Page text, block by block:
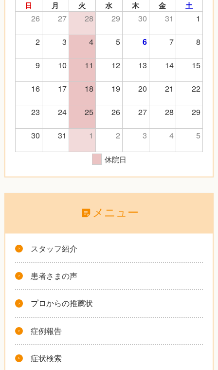
日 月 火 水 木 金 土
26 27 28 29 30 31
1
2
3 4 5 6 7
8
9
10 11 12 13 14
15
16
17 18 19 20 21
22
23
24 25 26 27 28
29
30
31 1 2 3 4 5
休院日
メニュー
スタッフ紹介
患者さまの声
プロからの推薦状
症例報告
症状検索